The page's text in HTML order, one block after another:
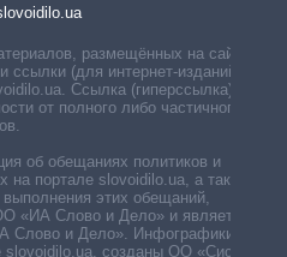
размещённых на сайте,
ссылки (для интернет-изданий —
Ссылка (гиперссылка)
от полного либо частичного
об обещаниях политиков и
на портале slovoidilo.ua, а также
этих обещаний,
«ИА Слово и Дело» и является
Слово и Дело». Инфографики,
созданы ОО «Система